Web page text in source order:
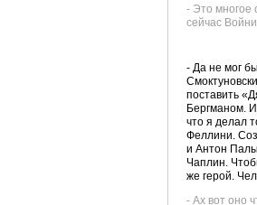
- Это многое
сейчас
- Да не мог
поставить
Бергманом.
что я делал
Феллини.
и Антон
Чаплин.
же герой.
- Ах вот оно